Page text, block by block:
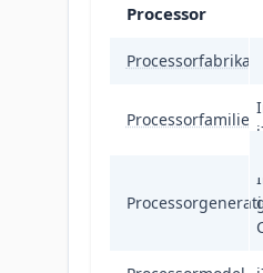
Processor
Processorfabrikant
Processorfamilie